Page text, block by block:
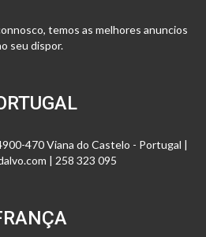
temos as melhores anuncios
seu dispor.
470 Viana do Castelo - Portugal |
| 258 323 095